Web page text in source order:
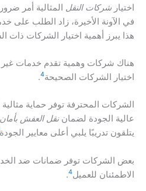
اختيار شركات النقل المثالية أمر
في الآونة الأخيرة، زاد الطلب على
هذا يبرز أهمية اختيار الشركات ذات
هناك شركات وهمية تقدم خدمات غير
اختيار الشركات الصحيحة4
.
الشركات المحترفة توفر حماية
عالية الجودة لضماننقل العفش بأمان
يتلقون تدريبًا يلبي أعلى معايير الجودة
بعض الشركات توفر ضمانات ضد
الاطمئنان للعميل4
.